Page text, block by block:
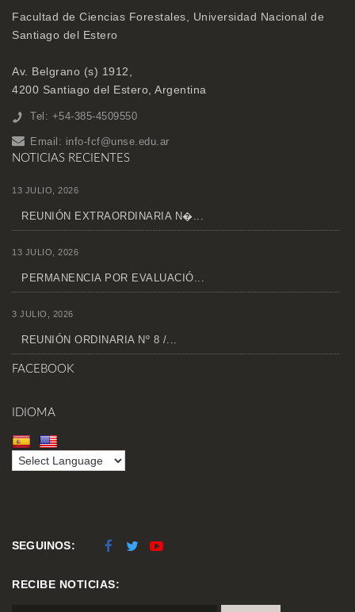
Facultad de Ciencias Forestales, Universidad Nacional de
Santiago del Estero
Av. Belgrano (s) 1912,
4200 Santiago del Estero, Argentina
Tel: +54-385-4509550
Email: info-fcf@unse.edu.ar
NOTICIAS RECIENTES
13 JULIO, 2026
REUNIÓN EXTRAORDINARIA N�...
13 JULIO, 2026
PERMANENCIA POR EVALUACIÓ...
3 JULIO, 2026
REUNIÓN ORDINARIA Nº 8 /...
FACEBOOK
IDIOMA
SEGUINOS:
RECIBE NOTICIAS: